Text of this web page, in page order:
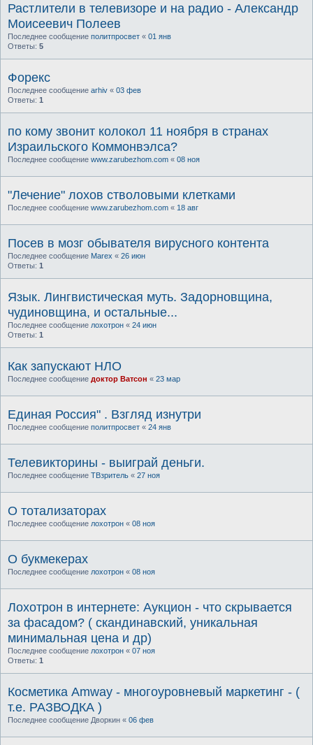
Растлители в телевизоре и на радио - Александр
Моисеевич Полеев
Последнее сообщение политпросвет « 01 янв
Ответы: 5
Форекс
Последнее сообщение arhiv « 03 фев
Ответы: 1
по кому звонит колокол 11 ноября в странах
Израильского Коммонвэлса?
Последнее сообщение www.zarubezhom.com « 08 ноя
"Лечение" лохов стволовыми клетками
Последнее сообщение www.zarubezhom.com « 18 авг
Посев в мозг обывателя вирусного контента
Последнее сообщение Marex « 26 июн
Ответы: 1
Язык. Лингвистическая муть. Задорновщина,
чудиновщина, и остальные...
Последнее сообщение лохотрон « 24 июн
Ответы: 1
Как запускают НЛО
Последнее сообщение доктор Ватсон « 23 мар
Единая Россия" . Взгляд изнутри
Последнее сообщение политпросвет « 24 янв
Телевикторины - выиграй деньги.
Последнее сообщение ТВзритель « 27 ноя
О тотализаторах
Последнее сообщение лохотрон « 08 ноя
О букмекерах
Последнее сообщение лохотрон « 08 ноя
Лохотрон в интернете: Аукцион - что скрывается
за фасадом? ( скандинавский, уникальная
минимальная цена и др)
Последнее сообщение лохотрон « 07 ноя
Ответы: 1
Косметика Amway - многоуровневый маркетинг - (
т.е. РАЗВОДКА )
Последнее сообщение Дворкин « 06 фев